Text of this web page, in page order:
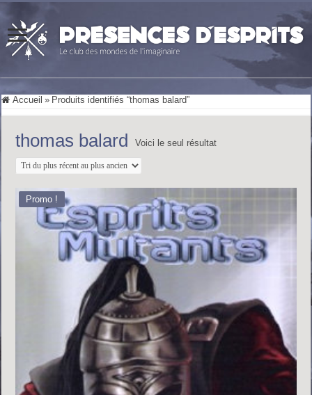
Accueil » Produits identifiés “thomas balard”
thomas balard Voici le seul résultat
Promo !